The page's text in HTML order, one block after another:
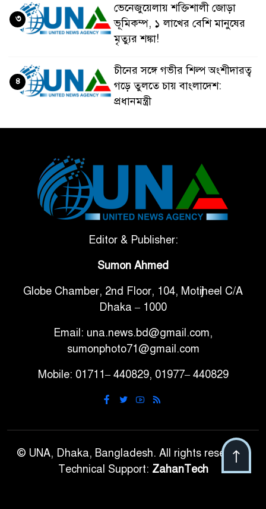
ভেনেজুয়েলায় শক্তিশালী জোড়া
ভূমিকম্প, ১ লাখের বেশি মানুষের
মৃত্যুর শঙ্কা!
৩
চীনের সঙ্গে গভীর শিল্প অংশীদারত্ব
গড়ে তুলতে চায় বাংলাদেশ:
প্রধানমন্ত্রী
৪
টানা ৩ ম্যাচে গোল ভিনির, ইতিহাস
বলছে বিশ্বকাপ জিতবে ব্রাজিল
সরকারি ৩শ কেজি বই বিক্রির
গাড়ি বিক্রির পর মালিকানা
পরিবর্তনে কঠোর নির্দেশনা
আ.লীগ ও বিএনপির বিরুদ্ধে
নাহিদ
ঢাবিতে মাথায় কাঁঠাল পড়ে মালির
Editor & Publisher:
Sumon Ahmed
Globe Chamber, 2nd Floor, 104, Motijheel C/A
Dhaka – 1000
Email: una.news.bd@gmail.com,
sumonphoto71@gmail.com
Mobile: 01711– 440829, 01977– 440829
© UNA, Dhaka, Bangladesh. All rights reserved.
Technical Support: ZahanTech